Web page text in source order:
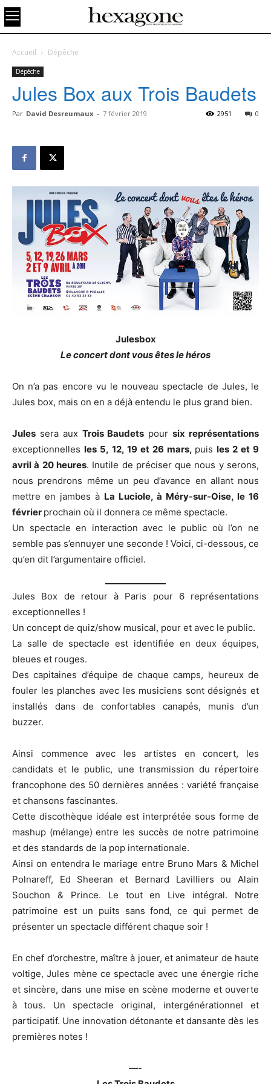
Accueil Dépêche
Dépêche
Jules Box aux Trois Baudets
Par David Desreumaux - 7 février 2019 0
2951
Julesbox
Le concert dont vous êtes le héros
On n’a pas encore vu le nouveau spectacle de Jules, le
Jules box, mais on en a déjà entendu le plus grand bien.
Jules sera aux Trois Baudets poursix représentations
exceptionnellesles 5, 12, 19 et 26 mars, puis les 2 et 9
avril à 20 heures. Inutile de préciser que nous y serons,
nous prendrons même un peu d’avance en allant nous
mettre en jambes à La Luciole, à Méry-sur-Oise, le 16
février prochain où il donnera ce même spectacle.
Un spectacle en interaction avec le public où l’on ne
semble pas s’ennuyer une seconde ! Voici, ci-dessous, ce
qu’en dit l’argumentaire officiel.
Jules Box de retour à Paris pour 6 représentations
exceptionnelles !
Un concept de quiz/show musical, pour et avec le public.
La salle de spectacle est identifiée en deux équipes,
bleues et rouges.
Des capitaines d’équipe de chaque camps, heureux de
fouler les planches avec les musiciens sont désignés et
installés dans de confortables canapés, munis d’un
buzzer.
Ainsi commence avec les artistes en concert, les
candidats et le public, une transmission du répertoire
francophone des 50 dernières années : variété française
et chansons fascinantes.
Cette discothèque idéale est interprétée sous forme de
mashup (mélange) entre les succès de notre patrimoine
et des standards de la pop internationale.
Ainsi on entendra le mariage entre Bruno Mars & Michel
Polnareff, Ed Sheeran et Bernard Lavilliers ou Alain
Souchon & Prince. Le tout en Live intégral. Notre
patrimoine est un puits sans fond, ce qui permet de
présenter un spectacle différent chaque soir !
En chef d’orchestre, maître à jouer, et animateur de haute
voltige, Jules mène ce spectacle avec une énergie riche
et sincère, dans une mise en scène moderne et ouverte
à tous. Un spectacle original, intergénérationnel et
participatif. Une innovation détonante et dansante dès les
premières notes !
—-